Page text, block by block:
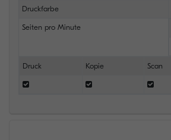
Druckfarbe
Seiten pro Minute
Druck Kopie Scan